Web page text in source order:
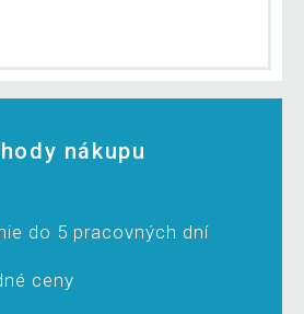
nákupu
do 5 pracovných dní
ceny